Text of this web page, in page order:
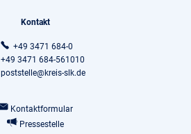
Kontakt
+49 3471 684-0
+49 3471 684-561010
poststelle@kreis-slk.de
Kontaktformular
Pressestelle